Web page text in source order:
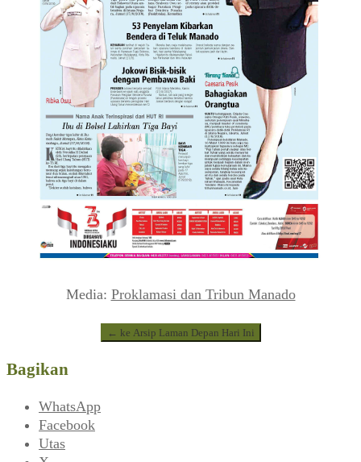
Media: Proklamasi dan Tribun Manado
← ke Arsip Laman Depan Hari Ini
Bagikan
WhatsApp
Facebook
Utas